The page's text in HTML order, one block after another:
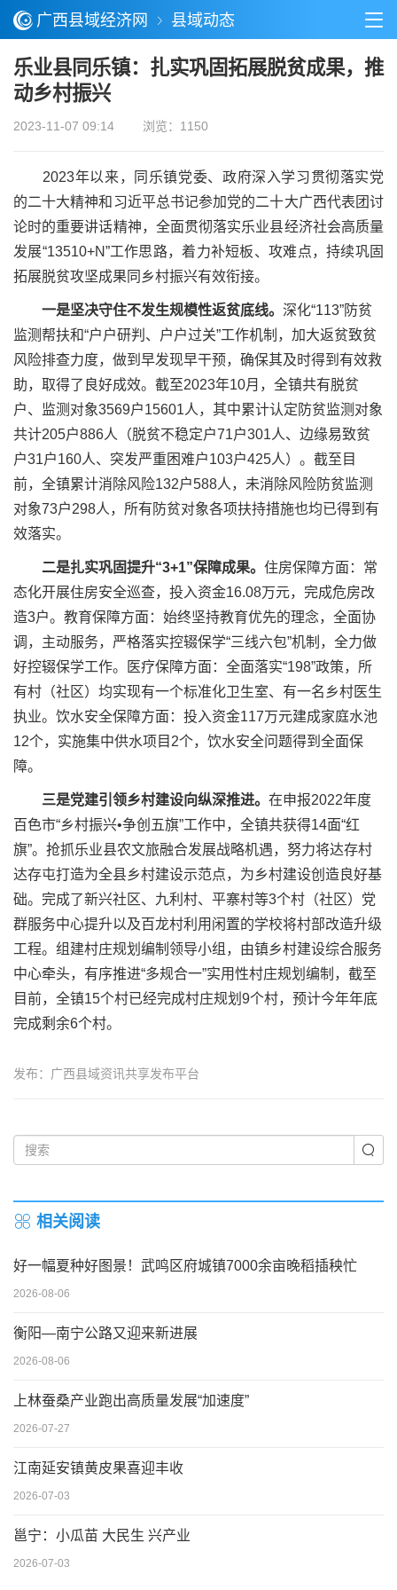
广西县域经济网 县域动态
乐业县同乐镇：扎实巩固拓展脱贫成果，推
动乡村振兴
2023-11-07 09:14 浏览：1150
2023年以来，同乐镇党委、政府深入学习贯彻落实党
的二十大精神和习近平总书记参加党的二十大广西代表团讨
论时的重要讲话精神，全面贯彻落实乐业县经济社会高质量
发展“13510+N”工作思路，着力补短板、攻难点，持续巩固
拓展脱贫攻坚成果同乡村振兴有效衔接。
一是坚决守住不发生规模性返贫底线。 深化“113”防贫
监测帮扶和“户户研判、户户过关”工作机制，加大返贫致贫
风险排查力度，做到早发现早干预，确保其及时得到有效救
助，取得了良好成效。截至2023年10月，全镇共有脱贫
户、监测对象3569户15601人，其中累计认定防贫监测对象
共计205户886人（脱贫不稳定户71户301人、边缘易致贫
户31户160人、突发严重困难户103户425人）。截至目
前，全镇累计消除风险132户588人，未消除风险防贫监测
对象73户298人，所有防贫对象各项扶持措施也均已得到有
效落实。
二是扎实巩固提升“3+1”保障成果。 住房保障方面：常
态化开展住房安全巡查，投入资金16.08万元，完成危房改
造3户。教育保障方面：始终坚持教育优先的理念，全面协
调，主动服务，严格落实控辍保学“三线六包”机制，全力做
好控辍保学工作。医疗保障方面：全面落实“198”政策，所
有村（社区）均实现有一个标准化卫生室、有一名乡村医生
执业。饮水安全保障方面：投入资金117万元建成家庭水池
12个，实施集中供水项目2个，饮水安全问题得到全面保
障。
三是党建引领乡村建设向纵深推进。 在申报2022年度
百色市“乡村振兴•争创五旗”工作中，全镇共获得14面“红
旗”。抢抓乐业县农文旅融合发展战略机遇，努力将达存村
达存屯打造为全县乡村建设示范点，为乡村建设创造良好基
础。完成了新兴社区、九利村、平寨村等3个村（社区）党
群服务中心提升以及百龙村利用闲置的学校将村部改造升级
工程。组建村庄规划编制领导小组，由镇乡村建设综合服务
中心牵头，有序推进“多规合一”实用性村庄规划编制，截至
目前，全镇15个村已经完成村庄规划9个村，预计今年年底
完成剩余6个村。
发布：广西县域资讯共享发布平台
相关阅读
好一幅夏种好图景！武鸣区府城镇7000余亩晚稻插秧忙
2026-08-06
衡阳—南宁公路又迎来新进展
2026-08-06
上林蚕桑产业跑出高质量发展“加速度”
2026-07-27
江南延安镇黄皮果喜迎丰收
2026-07-03
邕宁：小瓜苗 大民生 兴产业
2026-07-03